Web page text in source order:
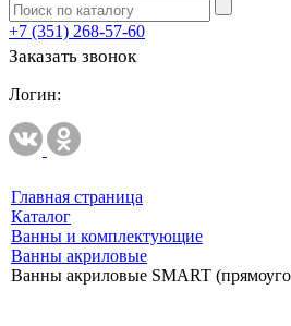
+7 (351) 268-57-60
Заказать звонок
Логин:
Главная страница
Каталог
Ванны и комплектующие
Ванны акриловые
Ванны акриловые SMART
Комплектующие к полотенцесушителям
Полотенцесушители водяные
Приборы учета и измерений
Комплектующие для приборов учета и
Счетчики газа
Развернуть(2)
Радиаторы отопления